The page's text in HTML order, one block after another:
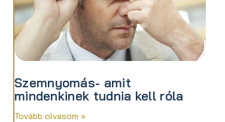
Szemnyomás- amit
mindenkinek tudnia kell róla
Tovább olvasom »